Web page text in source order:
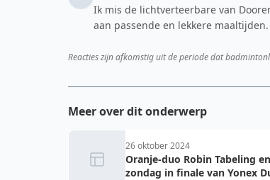
Ik mis de lichtverteerbare van
aan passende en lekkere maaltijden.
Reacties zijn afkomstig uit de periode dat
Meer over dit onderwerp
26 oktober 2024
Oranje-duo Robin Tabeling
zondag in finale van Yonex